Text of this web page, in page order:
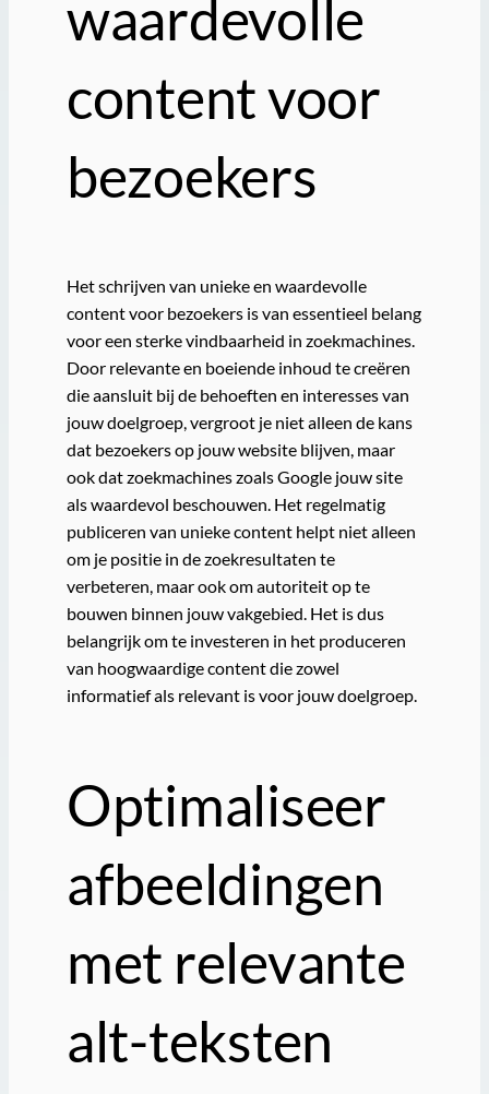
waardevolle
content voor
bezoekers
Het schrijven van unieke en waardevolle
content voor bezoekers is van essentieel belang
voor een sterke vindbaarheid in zoekmachines.
Door relevante en boeiende inhoud te creëren
die aansluit bij de behoeften en interesses van
jouw doelgroep, vergroot je niet alleen de kans
dat bezoekers op jouw website blijven, maar
ook dat zoekmachines zoals Google jouw site
als waardevol beschouwen. Het regelmatig
publiceren van unieke content helpt niet alleen
om je positie in de zoekresultaten te
verbeteren, maar ook om autoriteit op te
bouwen binnen jouw vakgebied. Het is dus
belangrijk om te investeren in het produceren
van hoogwaardige content die zowel
informatief als relevant is voor jouw doelgroep.
Optimaliseer
afbeeldingen
met relevante
alt-teksten